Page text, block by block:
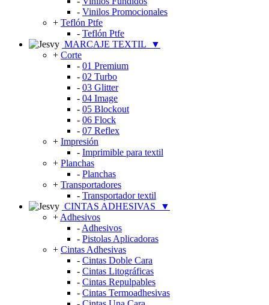
- Vinilos Promocionales
+ Teflón Ptfe
- Teflón Ptfe
MARCAJE TEXTIL
▼
+ Corte
- 01 Premium
- 02 Turbo
- 03 Glitter
- 04 Image
- 05 Blockout
- 06 Flock
- 07 Reflex
+ Impresión
- Imprimible para textil
+ Planchas
- Planchas
+ Transportadores
- Transportador textil
CINTAS ADHESIVAS
▼
+ Adhesivos
- Adhesivos
- Pistolas Aplicadoras
+ Cintas Adhesivas
- Cintas Doble Cara
- Cintas Litográficas
- Cintas Repulpables
- Cintas Termoadhesivas